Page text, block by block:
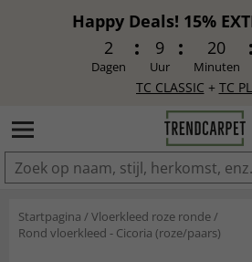
Happy Deals! 15%
2
Dagen
9
Uur
20
Minuten
TC CLASSIC + TC
IN DE WINKELWAGEN
Startpagina /Vloerkleed roze ronde/
Rond vloerkleed - Cicoria (roze/paars)